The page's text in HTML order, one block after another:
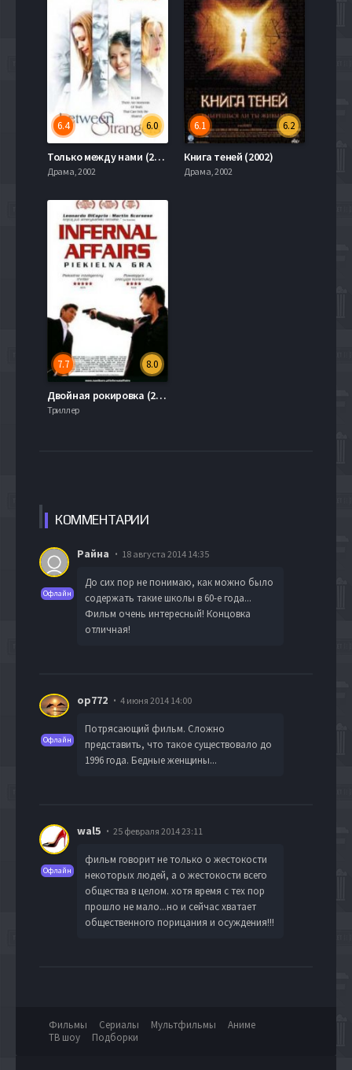
6.0
6.4
Только между нами (2002)
Драма, 2002
6.2
6.1
Книга теней (2002)
Драма, 2002
8.0
7.7
Двойная рокировка (2002)
Триллер
КОММЕНТАРИИ
Офлайн
Райна 18 августа 2014 14:35
До сих пор не понимаю, как можно было
содержать такие школы в 60-е года...
Фильм очень интересный! Концовка
отличная!
Офлайн
op772 4 июня 2014 14:00
Потрясающий фильм. Сложно
представить, что такое существовало до
1996 года. Бедные женщины...
Офлайн
wal5 25 февраля 2014 23:11
фильм говорит не только о жестокости
некоторых людей, а о жестокости всего
общества в целом. хотя время с тех пор
прошло не мало...но и сейчас хватает
общественного порицания и осуждения!!!
Фильмы Сериалы Мультфильмы
Аниме
ТВ шоу
Подборки